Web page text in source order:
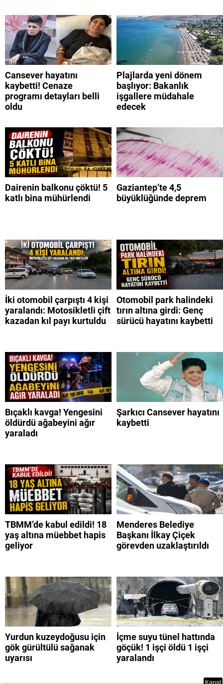
Cansever hayatını
kaybetti! Cenaze
programı detayları belli
oldu
Plajlarda yeni dönem
başlıyor: Bakanlık
işgallere müdahale
edecek
Dairenin balkonu çöktü! 5
katlı bina mühürlendi
Gaziantep’te 4,5
büyüklüğünde deprem
İki otomobil çarpıştı 4 kişi
yaralandı: Motosikletli çift
kazadan kıl payı kurtuldu
Otomobil park halindeki
tırın altına girdi: Genç
sürücü hayatını kaybetti
Bıçaklı kavga! Yengesini
öldürdü ağabeyini ağır
yaraladı
Şarkıcı Cansever hayatını
kaybetti
TBMM’de kabul edildi! 18
yaş altına müebbet hapis
geliyor
Menderes Belediye
Başkanı İlkay Çiçek
görevden uzaklaştırıldı
Yurdun kuzeydoğusu için
gök gürültülü sağanak
uyarısı
İçme suyu tünel hattında
göçük! 1 işçi öldü 1 işçi
yaralandı
Kapat